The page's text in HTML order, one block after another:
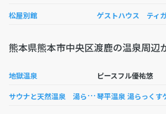
松屋別館 ゲストハウス ティ
熊本県熊本市中央区渡鹿の温泉周辺
地獄温泉 ピースフル優祐悠
サ
ウナと天然温泉 湯らっくす